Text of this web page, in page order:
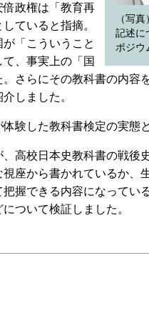
（写
記述に
ポジウ
政権は「教育再
ていると指摘。
「こういうこと
、事実上の「国
さらにその教科書の内容
しました。
験した教科書検定の実態
高校日本史教科書の戦後
座から書かれているか、
握できる内容になってい
ついて検証しました。